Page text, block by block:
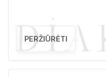
PERŽIŪRĖTI